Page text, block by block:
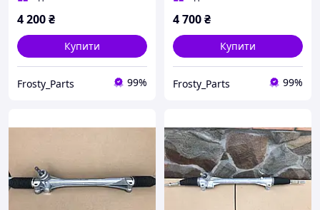
4 200₴
Купити
Frosty_Parts 99%
4 700₴
Купити
Frosty_Parts 99%